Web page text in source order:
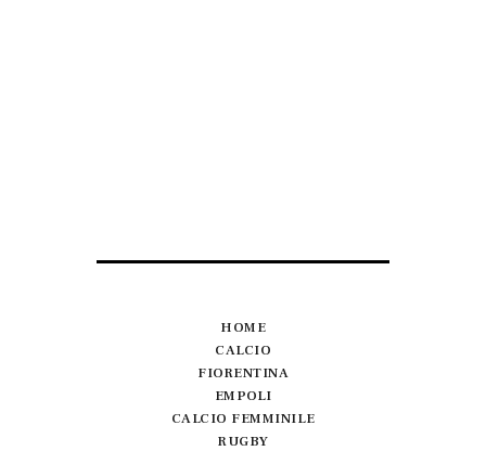
HOME
CALCIO
FIORENTINA
EMPOLI
CALCIO FEMMINILE
RUGBY